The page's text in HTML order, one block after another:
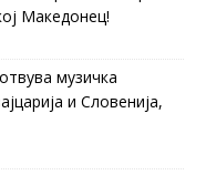
Македонец!
музичка
и Словенија,